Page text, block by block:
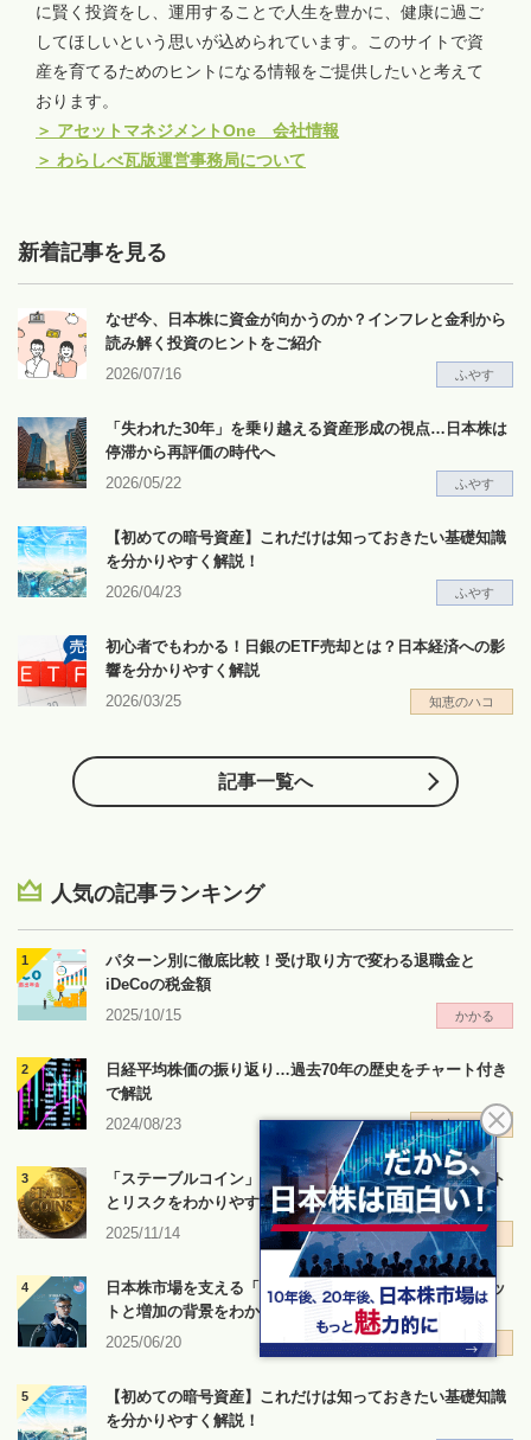
に賢く投資をし、運用することで人生を豊かに、健康に過ご
してほしいという思いが込められています。このサイトで資
産を育てるためのヒントになる情報をご提供したいと考えて
おります。
＞ アセットマネジメントOne 会社情報
＞ わらしべ瓦版運営事務局について
新着記事を見る
なぜ今、日本株に資金が向かうのか？インフレと金利から
読み解く投資のヒントをご紹介
2026/07/16
ふやす
「失われた30年」を乗り越える資産形成の視点…日本株は
停滞から再評価の時代へ
2026/05/22
ふやす
【初めての暗号資産】これだけは知っておきたい基礎知識
を分かりやすく解説！
2026/04/23
ふやす
初心者でもわかる！日銀のETF売却とは？日本経済への影
響を分かりやすく解説
2026/03/25
知恵のハコ
記事一覧へ
人気の記事ランキング
パターン別に徹底比較！受け取り方で変わる退職金と
iDeCoの税金額
2025/10/15
かかる
日経平均株価の振り返り…過去70年の歴史をチャート付き
で解説
2024/08/23
知恵のハコ
「ステーブルコイン」の仕組みから使い方まで…メリット
とリスクをわかりやすく解説
2025/11/14
知恵のハコ
日本株市場を支える「自社株買い」…メリット・デメリッ
トと増加の背景をわかりやすく解説
2025/06/20
知恵のハコ
【初めての暗号資産】これだけは知っておきたい基礎知識
を分かりやすく解説！